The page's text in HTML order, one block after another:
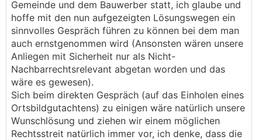
Gemeinde und dem Bauwerber statt, ich glaube und
hoffe mit den nun aufgezeigten Lösungswegen ein
sinnvolles Gespräch führen zu können bei dem man
auch ernstgenommen wird (Ansonsten wären unsere
Anliegen mit Sicherheit nur als Nicht-
Nachbarrechtsrelevant abgetan worden und das
wäre es gewesen).
Sich beim direkten Gespräch (auf das Einholen eines
Ortsbildgutachtens) zu einigen wäre natürlich unsere
Wunschlösung und ziehen wir einem möglichen
Rechtsstreit natürlich immer vor, ich denke, dass die